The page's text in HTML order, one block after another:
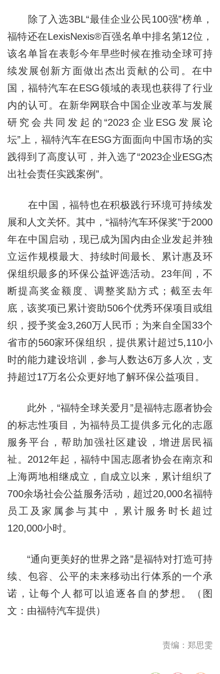
除了入选3BL“最佳企业公民100强”榜单，
福特还在LexisNexis®百强名单中排名第12位，
该名单旨在表彰今年早些时候在推动全球可持
续发展创新方面做出杰出贡献的公司。在中
国，福特汽车在ESG领域的表现也获得了行业
内的认可。在新华网联合中国企业改革与发展
研究会共同发起的“2023企业ESG发展论
坛”上，福特汽车在ESG方面面向中国市场的实
践得到了高度认可，并入选了“2023企业ESG杰
出社会责任实践案例”。
在中国，福特也在积极践行环境可持续发
展和人文关怀。其中，“福特汽车环保奖”于2000
年在中国启动，现已成为国内由企业发起并独
立运作规模最大、持续时间最长、累计惠及环
保组织最多的环保公益评选活动。23年间，不
断提高奖金额度、调整奖励方式；截至去年
底，该奖项已累计资助506个优秀环保项目或组
织，授予奖金3,260万人民币；为来自全国33个
省市的560家环保组织，提供累计超过5,110小
时的能力建设培训，参与人数达6万多人次，支
持超过17万名公众更好地了解环保公益项目。
此外，“福特全球关爱月”是福特志愿者协会
的标志性项目，为福特员工提供多元化的志愿
服务平台，帮助加强社区建设，增进居民福
祉。2012年起，福特中国志愿者协会在南京和
上海两地相继成立，自成立以来，累计组织了
700余场社会公益服务活动，超过20,000名福特
员工及家属参与其中，累计服务时长超过
120,000小时。
“通向更美好的世界之路”是福特对打造可持
续、包容、公平的未来移动出行体系的一个承
诺，让每个人都可以追逐各自的梦想。（图
文：由福特汽车提供）
责编：郑思雯